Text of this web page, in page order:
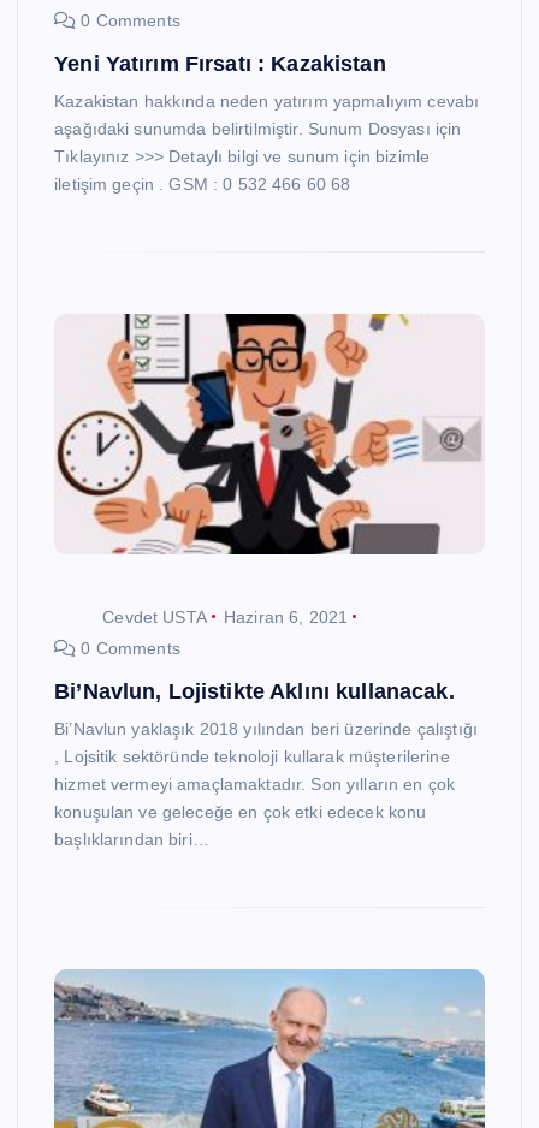
0 Comments
Yeni Yatırım Fırsatı : Kazakistan
Kazakistan hakkında neden yatırım yapmalıyım cevabı
aşağıdaki sunumda belirtilmiştir. Sunum Dosyası için
Tıklayınız >>> Detaylı bilgi ve sunum için bizimle
iletişim geçin . GSM : 0 532 466 60 68
Cevdet USTA
Haziran 6, 2021
0 Comments
Bi’Navlun, Lojistikte Aklını kullanacak.
Bi’Navlun yaklaşık 2018 yılından beri üzerinde çalıştığı
, Lojsitik sektöründe teknoloji kullarak müşterilerine
hizmet vermeyi amaçlamaktadır. Son yılların en çok
konuşulan ve geleceğe en çok etki edecek konu
başlıklarından biri…